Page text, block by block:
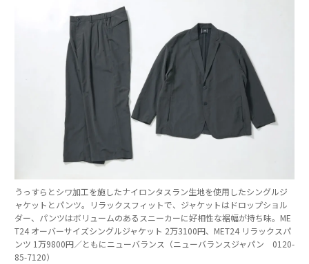
うっすらとシワ加工を施したナイロンタスラン生地を使用したシングルジ
ャケットとパンツ。リラックスフィットで、ジャケットはドロップショル
ダー、パンツはボリュームのあるスニーカーに好相性な裾幅が持ち味。ME
T24 オーバーサイズシングルジャケット 2万3100円、MET24 リラックスパ
ンツ 1万9800円／ともにニューバランス（ニューバランスジャパン 0120-
85-7120）